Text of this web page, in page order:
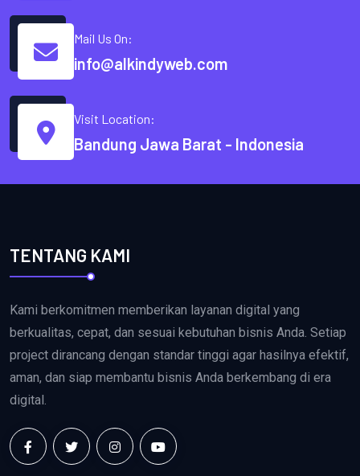
Mail Us On:
info@alkindyweb.com
Visit Location:
Bandung Jawa Barat - Indonesia
TENTANG KAMI
Kami berkomitmen memberikan layanan digital yang
berkualitas, cepat, dan sesuai kebutuhan bisnis Anda. Setiap
project dirancang dengan standar tinggi agar hasilnya efektif,
aman, dan siap membantu bisnis Anda berkembang di era
digital.